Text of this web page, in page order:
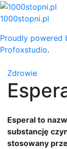
Skip
to
1000stopni.pl
Proudly powered
Profoxstudio.
Zdrowie
Esperal to
substancję
stosowany